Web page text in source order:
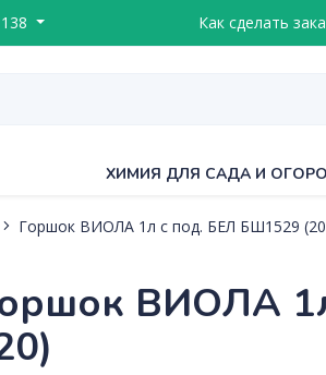
Как сделать
ХИМИЯ ДЛЯ САДА И
Горшок ВИОЛА 1л с под. БЕЛ БШ1529
ВИОЛА